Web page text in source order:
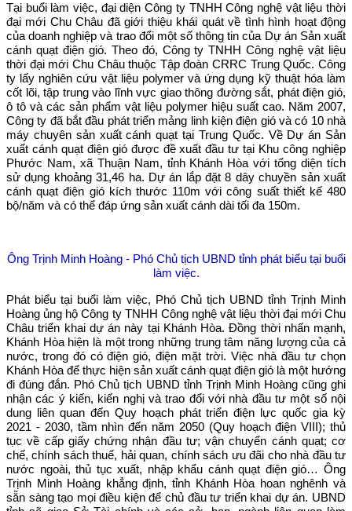
Tại buổi làm việc, đại diện Công ty TNHH Công nghệ vật liệu thời
đại mới Chu Châu đã giới thiệu khái quát về tình hình hoạt động
của doanh nghiệp và trao đổi một số thông tin của Dự án Sản xuất
cánh quạt điện gió. Theo đó, Công ty TNHH Công nghệ vật liệu
thời đại mới Chu Châu thuộc Tập đoàn CRRC Trung Quốc. Công
ty lấy nghiên cứu vật liệu polymer và ứng dụng kỹ thuật hóa làm
cốt lõi, tập trung vào lĩnh vực giao thông đường sắt, phát điện gió,
ô tô và các sản phẩm vật liệu polymer hiệu suất cao. Năm 2007,
Công ty đã bắt đầu phát triển mảng linh kiện điện gió và có 10 nhà
máy chuyên sản xuất cánh quạt tại Trung Quốc. Về Dự án Sản
xuất cánh quạt điện gió được đề xuất đầu tư tại Khu công nghiệp
Phước Nam, xã Thuận Nam, tỉnh Khánh Hòa với tổng diện tích
sử dụng khoảng 31,46 ha. Dự án lắp đặt 8 dây chuyền sản xuất
cánh quạt điện gió kích thước 110m với công suất thiết kế 480
bộ/năm và có thể đáp ứng sản xuất cánh dài tối đa 150m.
Ông Trịnh Minh Hoàng - Phó Chủ tịch UBND tỉnh phát biểu tại buổi
làm việc.
Phát biểu tại buổi làm việc, Phó Chủ tịch UBND tỉnh Trịnh Minh
Hoàng ủng hộ Công ty TNHH Công nghệ vật liệu thời đại mới Chu
Châu triển khai dự án này tại Khánh Hòa. Đồng thời nhấn mạnh,
Khánh Hòa hiện là một trong những trung tâm năng lượng của cả
nước, trong đó có điện gió, điện mặt trời. Việc nhà đầu tư chọn
Khánh Hòa để thực hiện sản xuất cánh quạt điện gió là một hướng
đi đúng đắn. Phó Chủ tịch UBND tỉnh Trịnh Minh Hoàng cũng ghi
nhận các ý kiến, kiến nghị và trao đổi với nhà đầu tư một số nội
dung liên quan đến Quy hoạch phát triển điện lực quốc gia kỳ
2021 - 2030, tầm nhìn đến năm 2050 (Quy hoạch điện VIII); thủ
tục về cấp giấy chứng nhận đầu tư; vận chuyển cánh quạt; cơ
chế, chính sách thuế, hải quan, chính sách ưu đãi cho nhà đầu tư
nước ngoài, thủ tục xuất, nhập khẩu cánh quạt điện gió… Ông
Trịnh Minh Hoàng khẳng định, tỉnh Khánh Hòa hoan nghênh và
sẵn sàng tạo mọi điều kiện để chủ đầu tư triển khai dự án. UBND